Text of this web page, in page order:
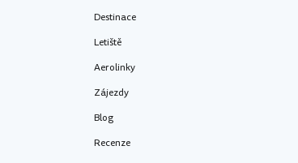
Destinace
Letiště
Aerolinky
Zájezdy
Blog
Recenze